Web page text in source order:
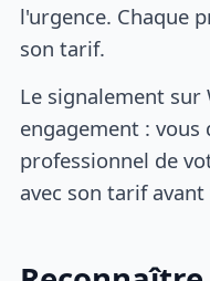
l'urgence. Chaque
son tarif.
Le signalement sur
engagement : vous
professionnel de
avec son tarif